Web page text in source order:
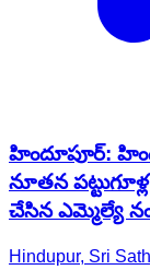
హిందూపూర్‌:
నూతన
చేసిన ఎమ్మెల్యే
Hindupur, Sri